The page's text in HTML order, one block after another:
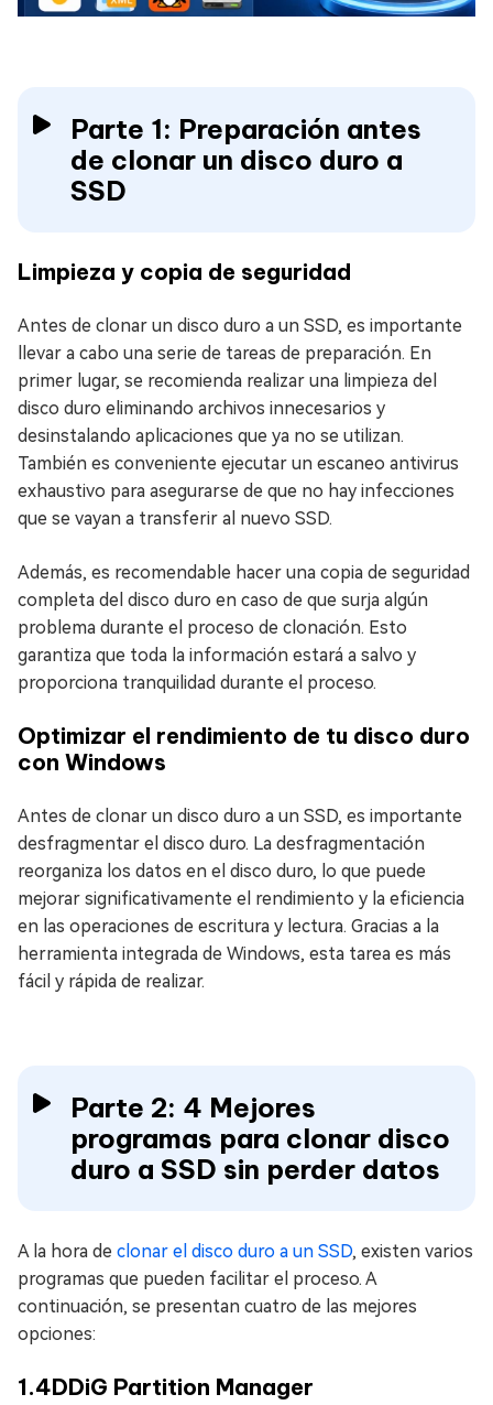
Parte 1: Preparación antes
de clonar un disco duro a
SSD
Limpieza y copia de seguridad
Antes de clonar un disco duro a un SSD, es importante
llevar a cabo una serie de tareas de preparación. En
primer lugar, se recomienda realizar una limpieza del
disco duro eliminando archivos innecesarios y
desinstalando aplicaciones que ya no se utilizan.
También es conveniente ejecutar un escaneo antivirus
exhaustivo para asegurarse de que no hay infecciones
que se vayan a transferir al nuevo SSD.
Además, es recomendable hacer una copia de seguridad
completa del disco duro en caso de que surja algún
problema durante el proceso de clonación. Esto
garantiza que toda la información estará a salvo y
proporciona tranquilidad durante el proceso.
Optimizar el rendimiento de tu disco duro
con Windows
Antes de clonar un disco duro a un SSD, es importante
desfragmentar el disco duro. La desfragmentación
reorganiza los datos en el disco duro, lo que puede
mejorar significativamente el rendimiento y la eficiencia
en las operaciones de escritura y lectura. Gracias a la
herramienta integrada de Windows, esta tarea es más
fácil y rápida de realizar.
Parte 2: 4 Mejores
programas para clonar disco
duro a SSD sin perder datos
A la hora de clonar el disco duro a un SSD, existen varios
programas que pueden facilitar el proceso. A
continuación, se presentan cuatro de las mejores
opciones:
1.4DDiG Partition Manager